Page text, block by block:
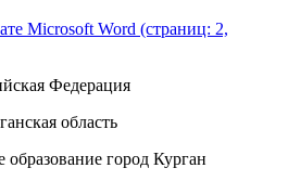
Microsoft Word (страниц: 2,
Федерация
область
город Курган